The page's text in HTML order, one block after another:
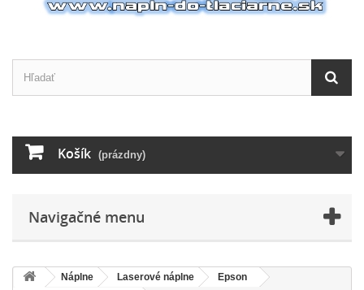
Košík (prázdny)
Navigačné menu
Náplne Laserové náplne
Epson